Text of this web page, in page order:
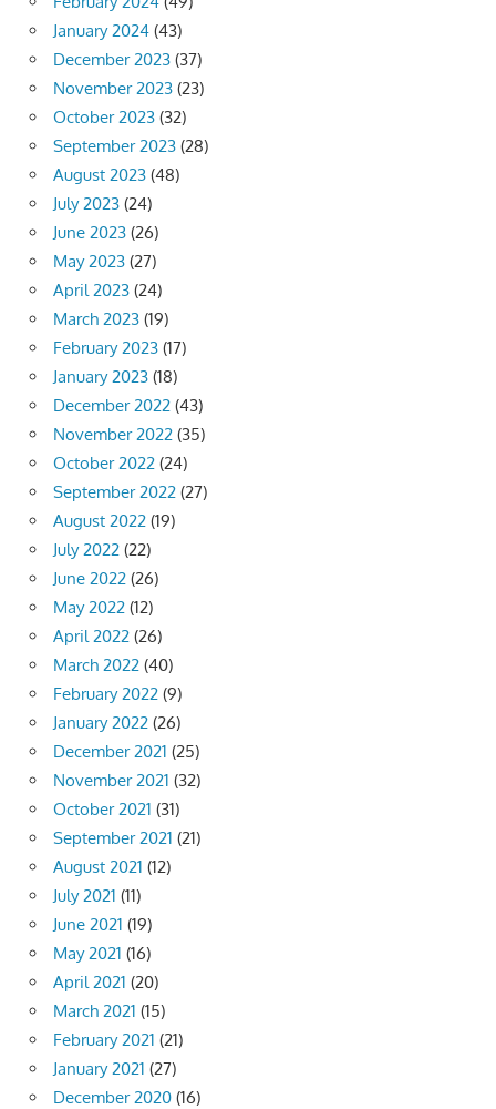
January 2024 (43)
December 2023 (37)
November 2023 (23)
October 2023 (32)
September 2023 (28)
August 2023 (48)
July 2023 (24)
June 2023 (26)
May 2023 (27)
April 2023 (24)
March 2023 (19)
February 2023 (17)
January 2023 (18)
December 2022 (43)
November 2022 (35)
October 2022 (24)
September 2022 (27)
August 2022 (19)
July 2022 (22)
June 2022 (26)
May 2022 (12)
April 2022 (26)
March 2022 (40)
February 2022 (9)
January 2022 (26)
December 2021 (25)
November 2021 (32)
October 2021 (31)
September 2021 (21)
August 2021 (12)
July 2021 (11)
June 2021 (19)
May 2021 (16)
April 2021 (20)
March 2021 (15)
February 2021 (21)
January 2021 (27)
December 2020 (16)